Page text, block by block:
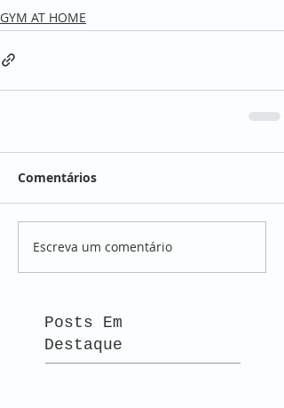
GYM AT HOME
Comentários
Escreva um comentário
Posts Em
Destaque